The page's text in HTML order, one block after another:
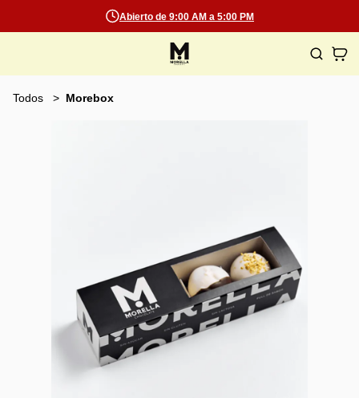
Abierto de 9:00 AM a 5:00 PM
Todos Morebox